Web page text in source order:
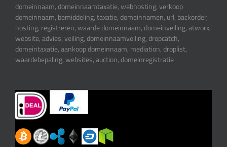
domeinnaam, domeinnaamtaxatie, webhosting, verkoop
domeinnaam, bemiddeling, taxatie, domeinnamen, url, backorder,
hosting, registreren, waarde domeinnaam, domeinveiling, atworx,
website, advies, veiling, domeinnaamveiling, dropcatch,
domeintaxatie, aankoop domeinnaam, mediation, droplist,
waardebepaling, websites, auction, domeinregistratie